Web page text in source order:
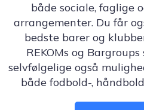
både sociale, faglige
arrangementer. Du får
bedste barer og
REKOMs og
selvfølgelige også
både fodbold-,